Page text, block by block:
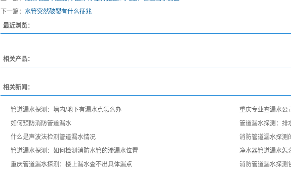
下一篇： 水管突然破裂有什么征兆
最近浏览：
相关产品：
相关新闻：
管道漏水探测：墙内/地下有漏水点怎么办
重庆专业查漏水公
如何预防消防管道漏水
管道漏水探测：排
什么是声波法检测管道漏水情况
消防管道漏水探测
管道漏水探测：如何检测消防水管的渗漏水位置
净水器管道漏水怎
重庆管道漏水探测：楼上漏水查不出具体漏点
消防管道漏水探测